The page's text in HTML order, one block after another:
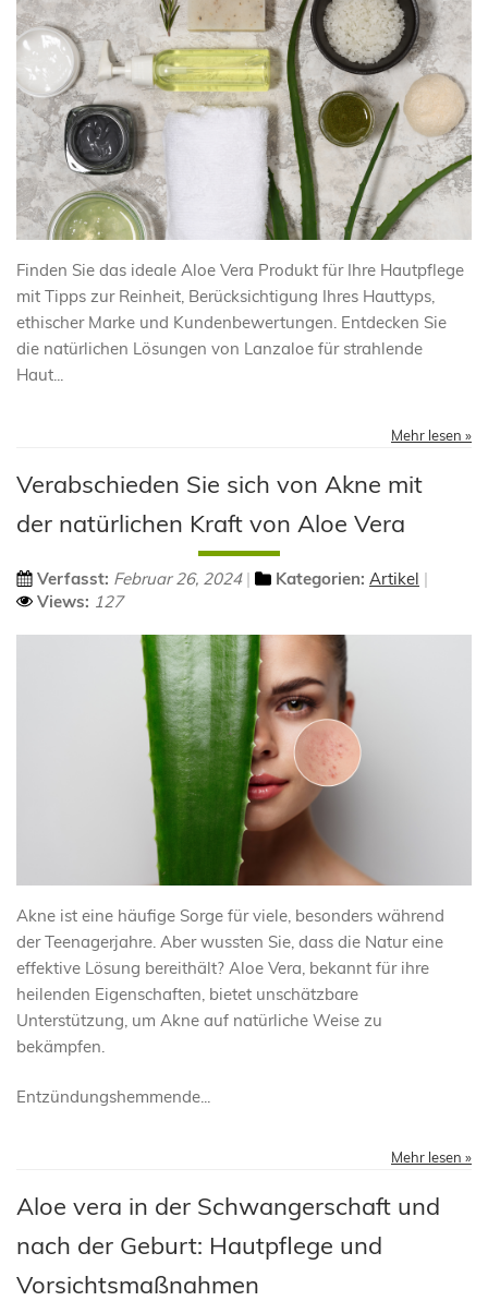
Finden Sie das ideale Aloe Vera Produkt für Ihre Hautpflege
mit Tipps zur Reinheit, Berücksichtigung Ihres Hauttyps,
ethischer Marke und Kundenbewertungen. Entdecken Sie
die natürlichen Lösungen von Lanzaloe für strahlende
Haut...
Mehr lesen »
Verabschieden Sie sich von Akne mit
der natürlichen Kraft von Aloe Vera
Verfasst: Februar 26, 2024 Kategorien: Artikel
Views: 127
Akne ist eine häufige Sorge für viele, besonders während
der Teenagerjahre. Aber wussten Sie, dass die Natur eine
effektive Lösung bereithält? Aloe Vera, bekannt für ihre
heilenden Eigenschaften, bietet unschätzbare
Unterstützung, um Akne auf natürliche Weise zu
bekämpfen.
Entzündungshemmende...
Mehr lesen »
Aloe vera in der Schwangerschaft und
nach der Geburt: Hautpflege und
Vorsichtsmaßnahmen